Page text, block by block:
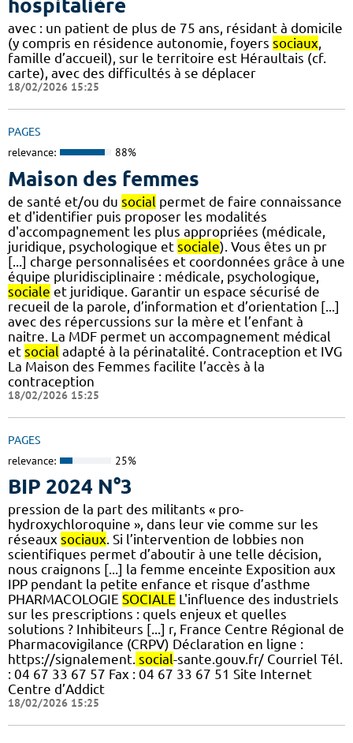
hospitalière
avec : un patient de plus de 75 ans, résidant à domicile
(y compris en résidence autonomie, foyers sociaux,
famille d’accueil), sur le territoire est Héraultais (cf.
carte), avec des difficultés à se déplacer
18/02/2026 15:25
PAGES
relevance: 88%
Maison des femmes
de santé et/ou du social permet de faire connaissance
et d'identifier puis proposer les modalités
d'accompagnement les plus appropriées (médicale,
juridique, psychologique et sociale). Vous êtes un pr
[...] charge personnalisées et coordonnées grâce à une
équipe pluridisciplinaire : médicale, psychologique,
sociale et juridique. Garantir un espace sécurisé de
recueil de la parole, d’information et d’orientation [...]
avec des répercussions sur la mère et l’enfant à
naitre. La MDF permet un accompagnement médical
et social adapté à la périnatalité. Contraception et IVG
La Maison des Femmes facilite l’accès à la
contraception
18/02/2026 15:25
PAGES
relevance: 25%
BIP 2024 N°3
pression de la part des militants « pro-
hydroxychloroquine », dans leur vie comme sur les
réseaux sociaux. Si l’intervention de lobbies non
scientifiques permet d’aboutir à une telle décision,
nous craignons [...] la femme enceinte Exposition aux
IPP pendant la petite enfance et risque d’asthme
PHARMACOLOGIE SOCIALE L'influence des industriels
sur les prescriptions : quels enjeux et quelles
solutions ? Inhibiteurs [...] r, France Centre Régional de
Pharmacovigilance (CRPV) Déclaration en ligne :
https://signalement. social-sante.gouv.fr/ Courriel Tél.
: 04 67 33 67 57 Fax : 04 67 33 67 51 Site Internet
Centre d’Addict
18/02/2026 15:25